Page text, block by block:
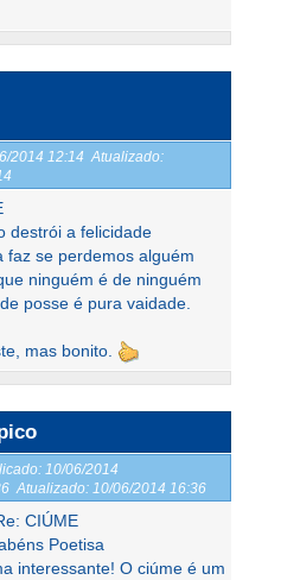
2014 12:14 Atualizado:
destrói a felicidade
faz se perdemos alguém
ninguém é de ninguém
posse é pura vaidade.
mas bonito.
10/06/2014
Atualizado: 10/06/2014 16:36
CIÚME
Poetisa
interessante! O ciúme é um